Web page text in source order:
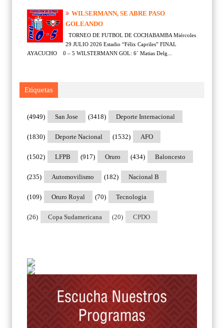
WILSERMANN, SE ABRE PASO
GOLEANDO
TORNEO DE FUTBOL DE COCHABAMBA Miércoles
29 JULIO 2026 Estadio “Félix Capriles” FINAL
AYACUCHO 0 – 5 WILSTERMANN GOL: 6´ Matias Delg...
Etiquetas
San Jose
(4949) Deporte Internacional
(3418)
Deporte Nacional
(1830) AFO
(1532)
LFPB
(1502) Oruro
(917) Baloncesto
(434)
Automovilismo
(235) Nacional B
(182)
Oruro Royal
(109) Tecnologia
(70)
Copa Sudamericana
(26) CPDO
(20)